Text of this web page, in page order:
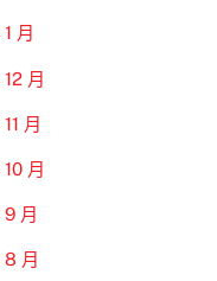
月
月
月
月
月
月